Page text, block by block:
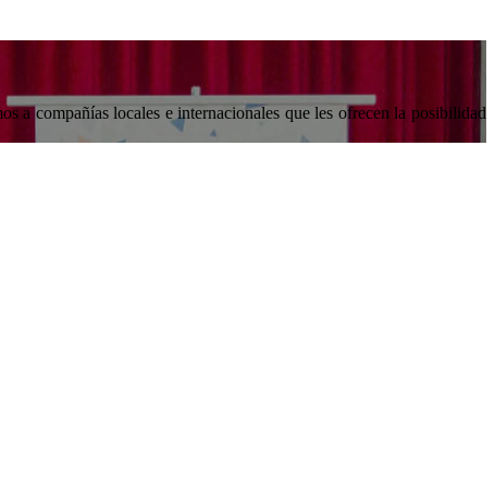
a compañías locales e internacionales que les ofrecen la posibilidad